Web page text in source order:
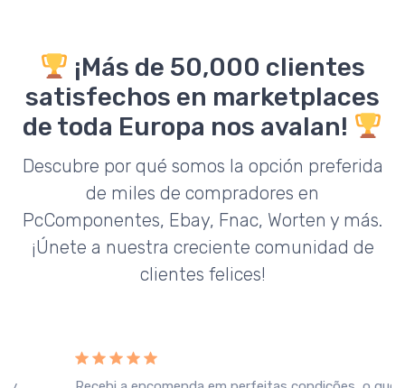
¡Más de 50,000 clientes
satisfechos en marketplaces
de toda Europa nos avalan!
Descubre por qué somos la opción preferida
de miles de compradores en
PcComponentes, Ebay, Fnac, Worten y más.
¡Únete a nuestra creciente comunidad de
clientes felices!